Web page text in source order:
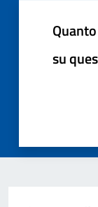
su